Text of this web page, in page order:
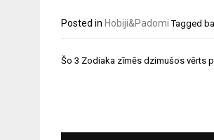
Posted in Hobiji&Padomi Tagged
Ziņu
Šo 3 Zodiaka zīmēs dzimušos vērts